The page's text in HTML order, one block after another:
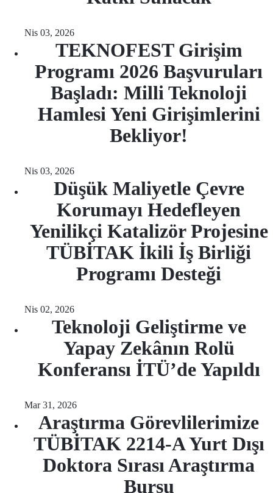
Nis 03, 2026
TEKNOFEST Girişim
Programı 2026 Başvuruları
Başladı: Milli Teknoloji
Hamlesi Yeni Girişimlerini
Bekliyor!
Nis 03, 2026
Düşük Maliyetle Çevre
Korumayı Hedefleyen
Yenilikçi Katalizör Projesine
TÜBİTAK İkili İş Birliği
Programı Desteği
Nis 02, 2026
Teknoloji Geliştirme ve
Yapay Zekânın Rolü
Konferansı İTÜ’de Yapıldı
Mar 31, 2026
Araştırma Görevlilerimize
TÜBİTAK 2214-A Yurt Dışı
Doktora Sırası Araştırma
Bursu